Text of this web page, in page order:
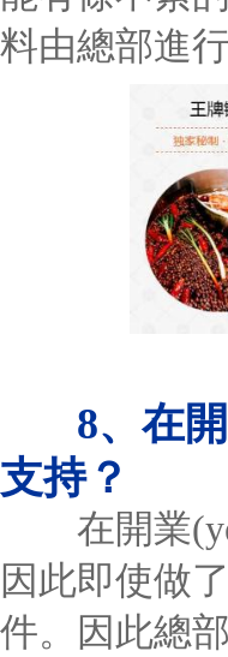
料由總部進
8、在
支持？
在開業(yè)
因此即使做
件。因此總